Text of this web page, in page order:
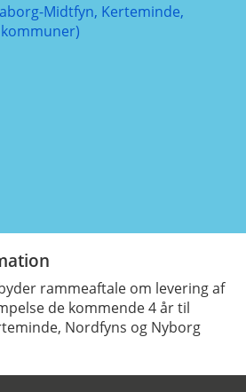
Midtfyn, Kerteminde,
rammeaftale om levering af
de kommende 4 år til
Nordfyns og Nyborg